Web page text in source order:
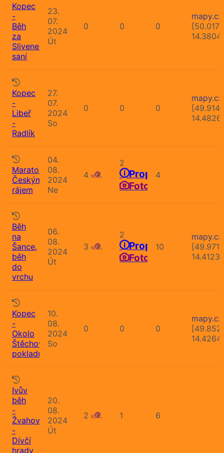
Kopec
-
Běh
za
Sliveneckou
saní
23.
07.
2024
Út
0 0 0
Kopec
-
Libeř
-
Radlík
27.
07.
2024
So
0 0 0
Maraton
Českým
rájem
04.
08.
2024
Ne
4
2
Propozice
Fotografie
4
Běh
na
Šance,
běh
do
vrchu
06.
08.
2024
Út
3
2
Propozice
Fotografie
10
Kopec
-
Okolo
Štěchovického
pokladu
10.
08.
2024
So
0 0 0
Ivův
běh
-
Žvahov
-
Dívčí
hrady
20.
08.
2024
Út
2 1 6